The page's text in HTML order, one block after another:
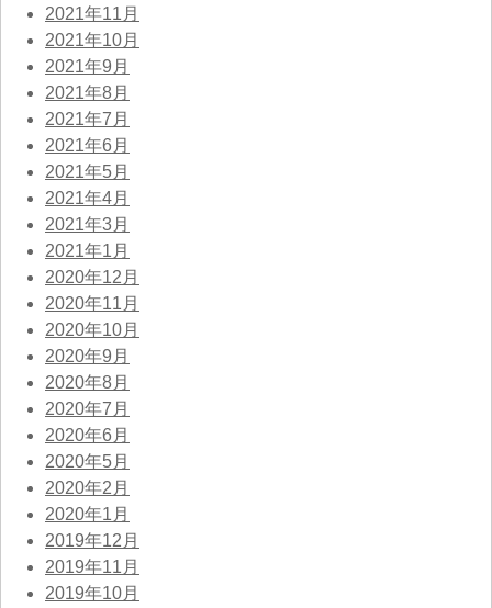
2021年11月
2021年10月
2021年9月
2021年8月
2021年7月
2021年6月
2021年5月
2021年4月
2021年3月
2021年1月
2020年12月
2020年11月
2020年10月
2020年9月
2020年8月
2020年7月
2020年6月
2020年5月
2020年2月
2020年1月
2019年12月
2019年11月
2019年10月